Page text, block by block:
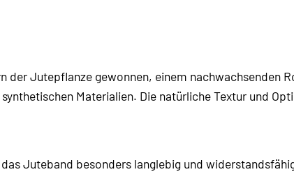
der Jutepflanze gewonnen, einem nachwachsenden
Materialien. Die natürliche Textur und
Juteband besonders langlebig und